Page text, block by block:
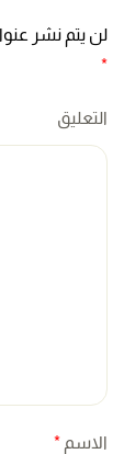
لن يتم نشر
*
التعليق
الاسم *